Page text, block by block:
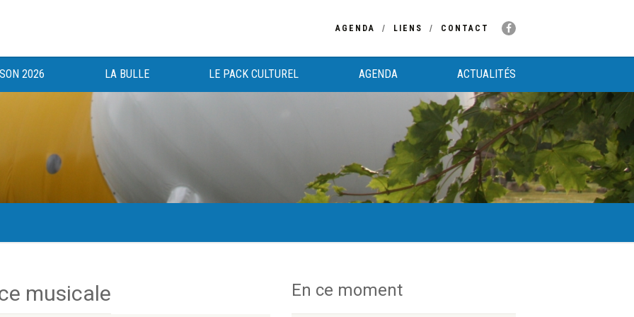
AGENDA LIENS CONTACT
2026 LA BULLE LE PACK CULTUREL AGENDA ACTUALITÉS
au bénéfice des haut-saônois depuis 1983.
musicale En ce moment